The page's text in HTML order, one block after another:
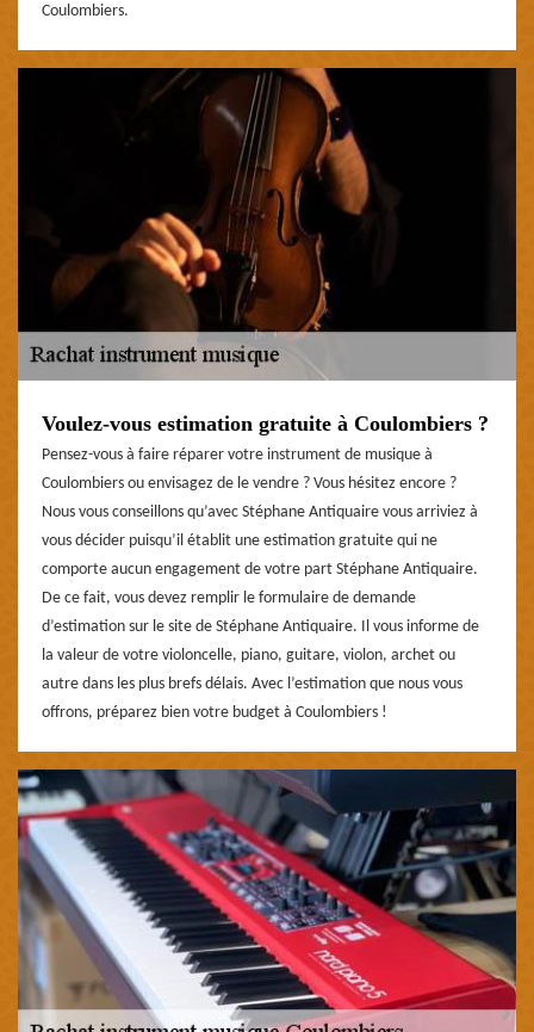
Coulombiers.
Voulez-vous estimation gratuite à Coulombiers ?
Pensez-vous à faire réparer votre instrument de musique à
Coulombiers ou envisagez de le vendre ? Vous hésitez encore ?
Nous vous conseillons qu’avec Stéphane Antiquaire vous arriviez à
vous décider puisqu’il établit une estimation gratuite qui ne
comporte aucun engagement de votre part Stéphane Antiquaire.
De ce fait, vous devez remplir le formulaire de demande
d’estimation sur le site de Stéphane Antiquaire. Il vous informe de
la valeur de votre violoncelle, piano, guitare, violon, archet ou
autre dans les plus brefs délais. Avec l’estimation que nous vous
offrons, préparez bien votre budget à Coulombiers !